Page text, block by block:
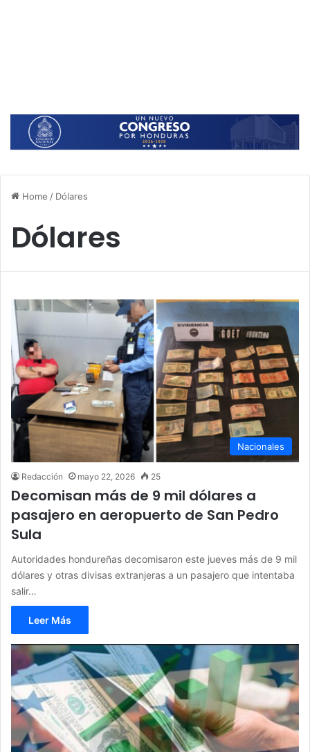
Home / Dólares
Dólares
Nacionales
Redacción mayo 22, 2026 25
Decomisan más de 9 mil dólares a
pasajero en aeropuerto de San Pedro
Sula
Autoridades hondureñas decomisaron este jueves más de 9 mil
dólares y otras divisas extranjeras a un pasajero que intentaba
salir…
Leer Más